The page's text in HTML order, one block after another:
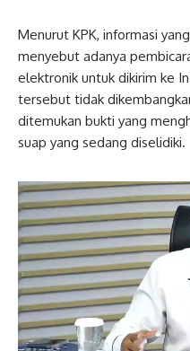
Menurut KPK, informasi
menyebut adanya
elektronik untuk dikirim ke
tersebut tidak
ditemukan bukti yang
suap yang sedang diselidiki.